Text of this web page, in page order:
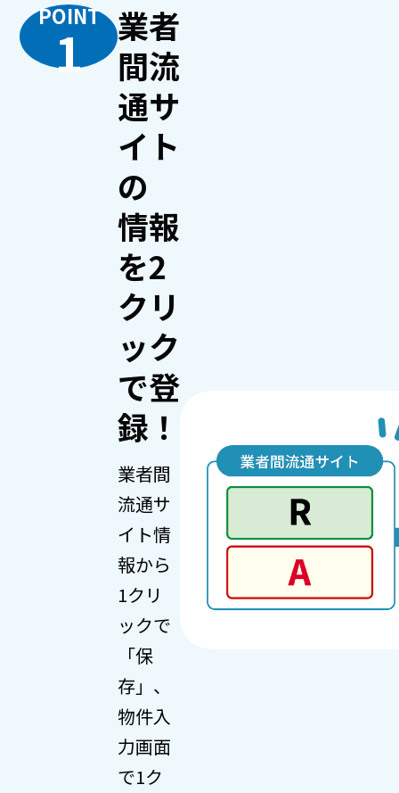
POINT
1
業者
間流
通サ
イト
の
情報
を2
クリ
ック
で登
録！
業者間
流通サ
イト情
報から
1クリ
ックで
「保
存」、
物件入
力画面
で1ク